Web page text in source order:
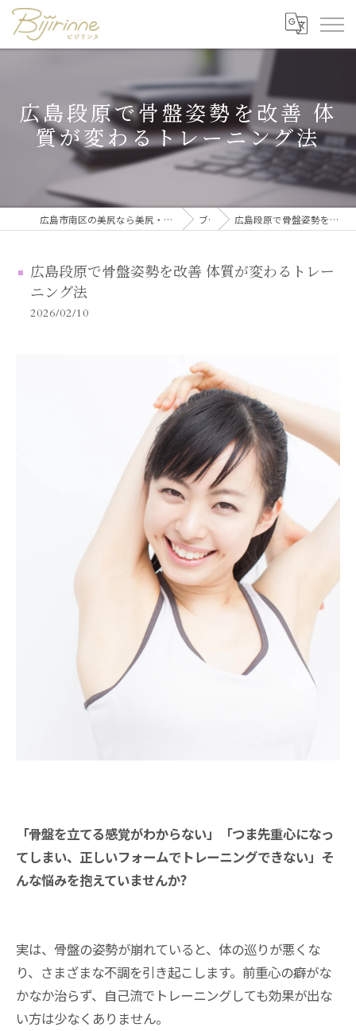
広島段原で骨盤姿勢を改善 体
質が変わるトレーニング法
広島市南区の美尻なら美尻・美脚トレーニング・セルフ脱毛 ビジリンヌ ブログ 広島段原で骨盤姿勢を改善 体質が変わるトレーニング法
広島段原で骨盤姿勢を改善 体質が変わるトレー
ニング法
2026/02/10
「骨盤を立てる感覚がわからない」「つま先重心になっ
てしまい、正しいフォームでトレーニングできない」そ
んな悩みを抱えていませんか?
実は、骨盤の姿勢が崩れていると、体の巡りが悪くな
り、さまざまな不調を引き起こします。前重心の癖がな
かなか治らず、自己流でトレーニングしても効果が出な
い方は少なくありません。